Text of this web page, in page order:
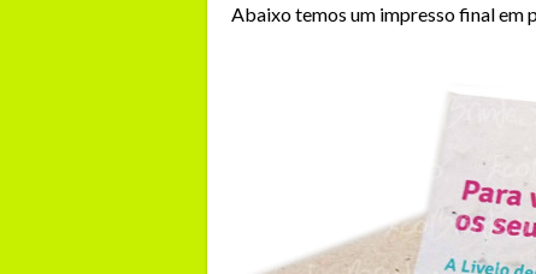
Abaixo temos um impresso final